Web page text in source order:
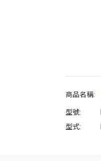
商品名稱:
型號:
型式: